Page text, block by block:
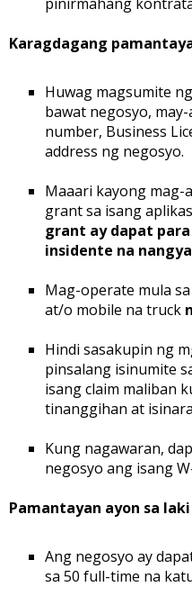
Karagdagang
Huwag magsumite
bawat negosyo,
number, Business
address ng negosyo.
Maaari kayong mag-
grant sa isang
grant ay dapat
insidente na
Mag-operate mula
at/o mobile na truck
Hindi sasakupin ng
pinsalang isinumite
isang claim maliban
tinanggihan at
Kung nagawaran,
negosyo ang isang
Pamantayan ayon sa
Ang negosyo ay
sa 50 full-time na